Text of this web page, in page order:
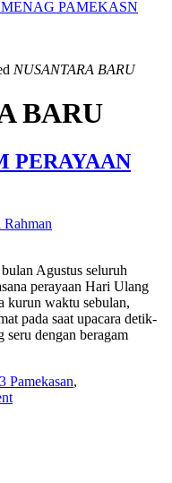
PAMEKASN
NUSANTARA BARU
BARU
PERAYAAN
Agustus seluruh
perayaan Hari Ulang
kurun waktu sebulan,
pada saat upacara detik-
dengan beragam
Pamekasan,